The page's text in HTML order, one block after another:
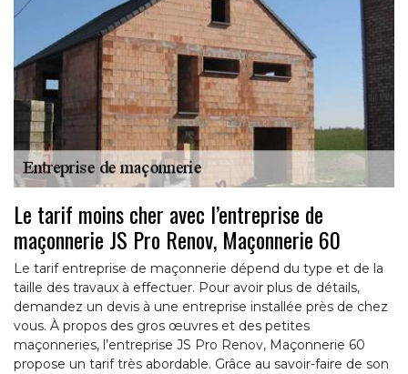
Le tarif moins cher avec l’entreprise de
maçonnerie JS Pro Renov, Maçonnerie 60
Le tarif entreprise de maçonnerie dépend du type et de la
taille des travaux à effectuer. Pour avoir plus de détails,
demandez un devis à une entreprise installée près de chez
vous. À propos des gros œuvres et des petites
maçonneries, l’entreprise JS Pro Renov, Maçonnerie 60
propose un tarif très abordable. Grâce au savoir-faire de son